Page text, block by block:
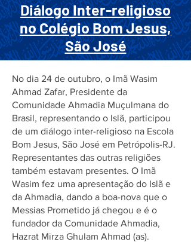
Diálogo Inter-religioso
no Colégio Bom Jesus,
São José
No dia 24 de outubro, o Imã Wasim
Ahmad Zafar, Presidente da
Comunidade Ahmadia Muçulmana do
Brasil, representando o Islã, participou
de um diálogo inter-religioso na Escola
Bom Jesus, São José em Petrópolis-RJ.
Representantes das outras religiões
também estavam presentes. O Imã
Wasim fez uma apresentação do Islã e
da Ahmadia, dando a boa-nova que o
Messias Prometido já chegou e é o
fundador da Comunidade Ahmadia,
Hazrat Mirza Ghulam Ahmad (as).